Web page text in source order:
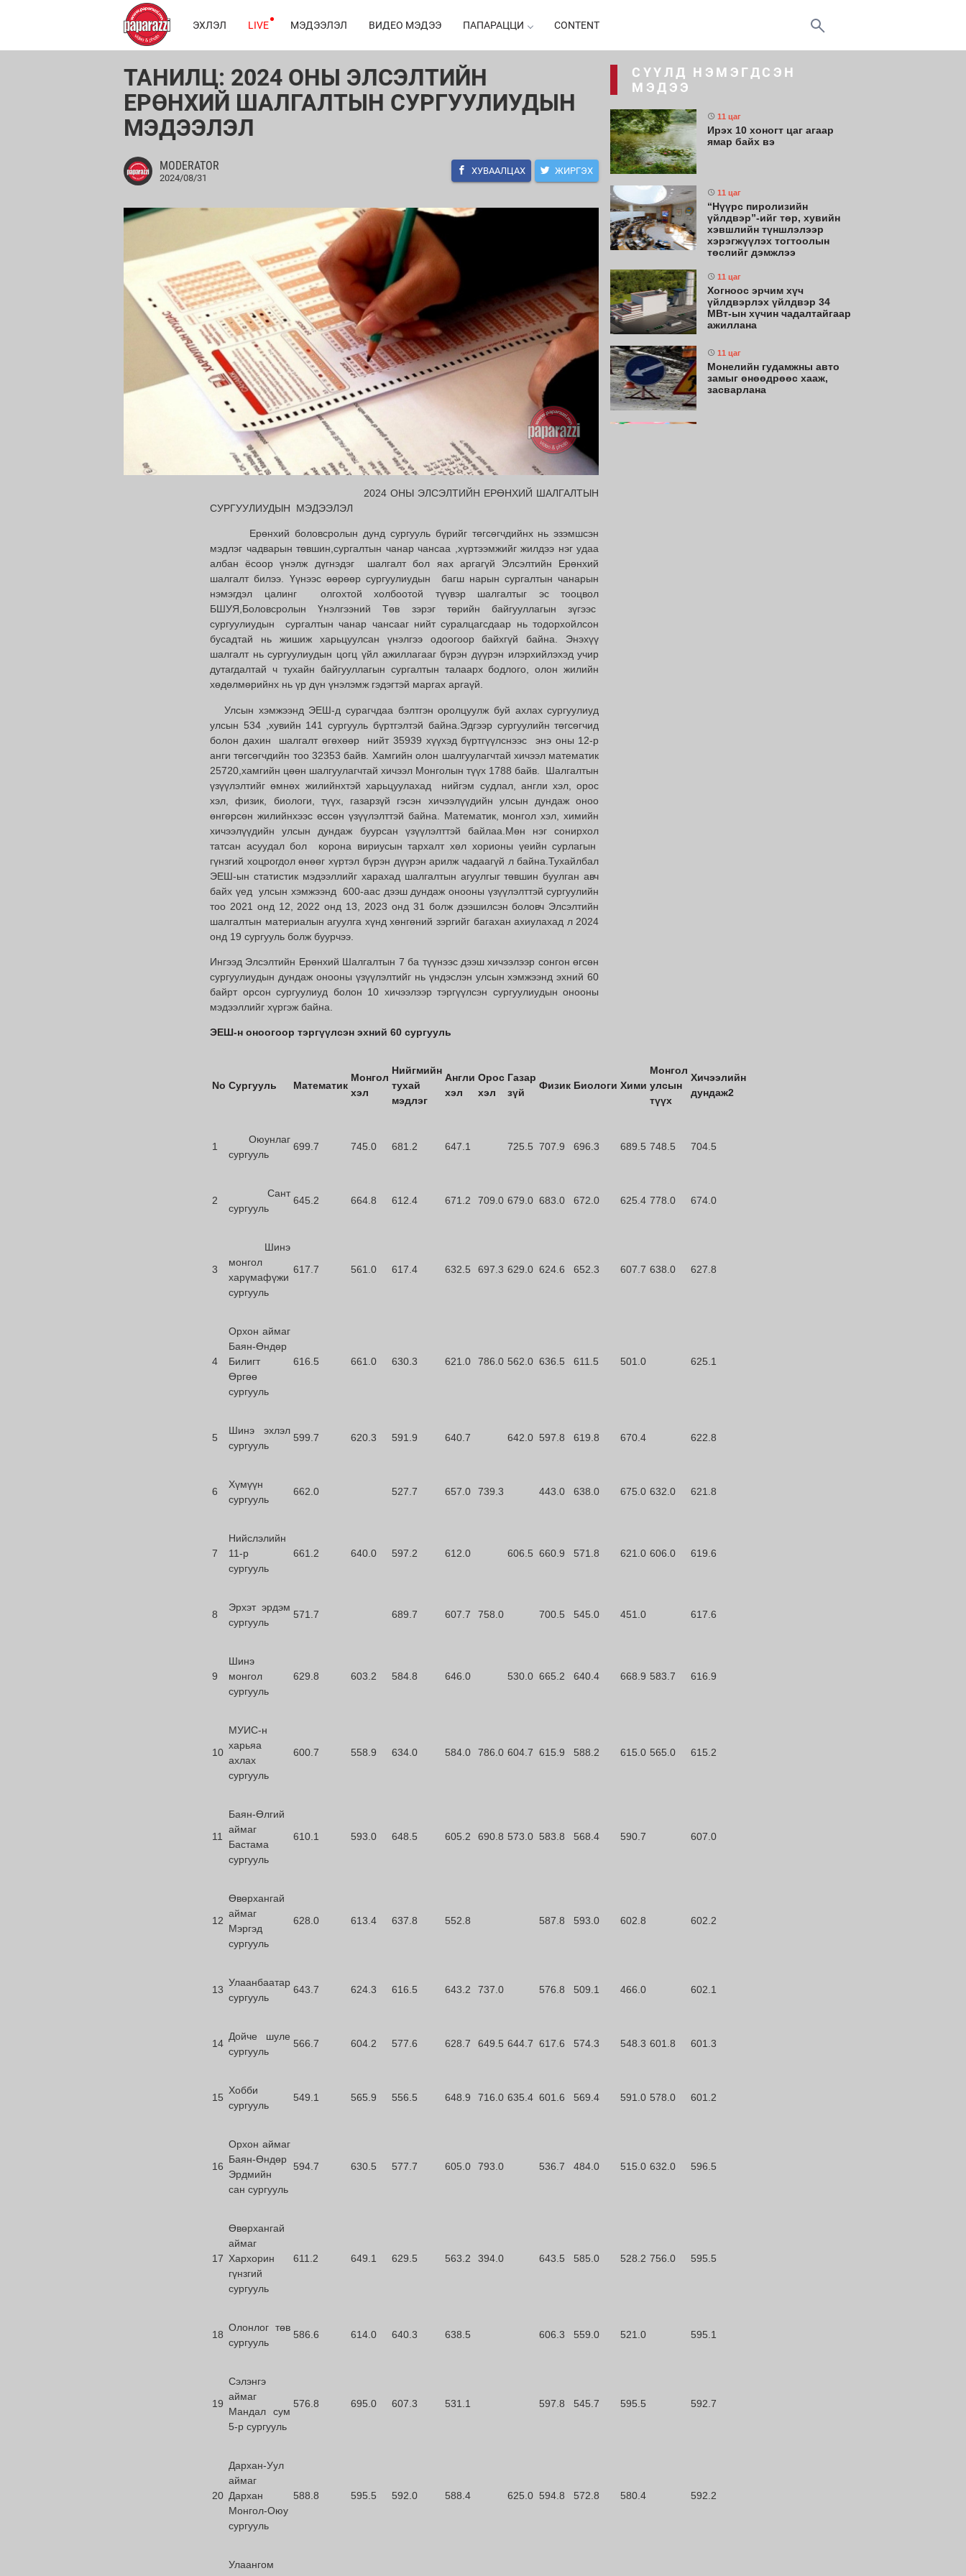
ЭХЛЭЛ LIVE МЭДЭЭЛЭЛ ВИДЕО МЭДЭЭ ПАПАРАЦЦИ CONTENT
ТАНИЛЦ: 2024 ОНЫ ЭЛСЭЛТИЙН
ЕРӨНХИЙ ШАЛГАЛТЫН СУРГУУЛИУДЫН
МЭДЭЭЛЭЛ
MODERATOR
2024/08/31
ХУВААЛЦАХ ЖИРГЭХ
2024 ОНЫ ЭЛСЭЛТИЙН ЕРӨНХИЙ ШАЛГАЛТЫН
СУРГУУЛИУДЫН МЭДЭЭЛЭЛ
Ерөнхий боловсролын дунд сургууль бүрийг төгсөгчдийнх нь эзэмшсэн
мэдлэг чадварын төвшин,сургалтын чанар чансаа ,хүртээмжийг жилдээ нэг удаа
албан ёсоор үнэлж дүгнэдэг шалгалт бол яах аргагүй Элсэлтийн Ерөнхий
шалгалт билээ. Үүнээс өөрөөр сургуулиудын багш нарын сургалтын чанарын
нэмэгдэл цалинг олгохтой холбоотой түүвэр шалгалтыг эс тооцвол
БШУЯ,Боловсролын Үнэлгээний Төв зэрэг төрийн байгууллагын зүгээс
сургуулиудын сургалтын чанар чансааг нийт суралцагсдаар нь тодорхойлсон
бусадтай нь жишиж харьцуулсан үнэлгээ одоогоор байхгүй байна. Энэхүү
шалгалт нь сургуулиудын цогц үйл ажиллагааг бүрэн дүүрэн илэрхийлэхэд учир
дутагдалтай ч тухайн байгууллагын сургалтын талаарх бодлого, олон жилийн
хөдөлмөрийнх нь үр дүн үнэлэмж гэдэгтэй маргах аргаүй.
Улсын хэмжээнд ЭЕШ-д сурагчдаа бэлтгэн оролцуулж буй ахлах сургуулиуд
улсын 534 ,хувийн 141 сургууль бүртгэлтэй байна.Эдгээр сургуулийн төгсөгчид
болон дахин шалгалт өгөхөөр нийт 35939 хүүхэд бүртгүүлснээс энэ оны 12-р
анги төгсөгчдийн тоо 32353 байв. Хамгийн олон шалгуулагчтай хичээл математик
25720,хамгийн цөөн шалгуулагчтай хичээл Монголын түүх 1788 байв. Шалгалтын
үзүүлэлтийг өмнөх жилийнхтэй харьцуулахад нийгэм судлал, англи хэл, орос
хэл, физик, биологи, түүх, газарзүй гэсэн хичээлүүдийн улсын дундаж оноо
өнгөрсөн жилийнхээс өссөн үзүүлэлттэй байна. Математик, монгол хэл, химийн
хичээлүүдийн улсын дундаж буурсан үзүүлэлттэй байлаа.Мөн нэг сонирхол
татсан асуудал бол корона вириусын тархалт хөл хорионы үеийн сурлагын
гүнзгий хоцрогдол өнөөг хүртэл бүрэн дүүрэн арилж чадаагүй л байна.Тухайлбал
ЭЕШ-ын статистик мэдээллийг харахад шалгалтын агуулгыг төвшин буулган авч
байх үед улсын хэмжээнд 600-аас дээш дундаж онооны үзүүлэлттэй сургуулийн
тоо 2021 онд 12, 2022 онд 13, 2023 онд 31 болж дээшилсэн боловч Элсэлтийн
шалгалтын материалын агуулга хүнд хөнгөний зэргийг багахан ахиулахад л 2024
онд 19 сургууль болж буурчээ.
Ингээд Элсэлтийн Ерөнхий Шалгалтын 7 ба түүнээс дээш хичээлээр сонгон өгсөн
сургуулиудын дундаж онооны үзүүлэлтийг нь үндэслэн улсын хэмжээнд эхний 60
байрт орсон сургуулиуд болон 10 хичээлээр тэргүүлсэн сургуулиудын онооны
мэдээллийг хүргэж байна.
ЭЕШ-н оноогоор тэргүүлсэн эхний 60 сургууль
No Сургууль Математик
Монгол
хэл
Нийгмийн
тухай
мэдлэг
Англи
хэл
Орос
хэл
Газар
зүй
Физик Биологи Хими
Монгол
улсын
түүх
Хичээлийн
дундаж2
1
Оюунлаг
сургууль
699.7 745.0 681.2 647.1 725.5 707.9 696.3 689.5 748.5 704.5
2
Сант
сургууль
645.2 664.8 612.4 671.2 709.0 679.0 683.0 672.0 625.4 778.0 674.0
3
Шинэ
монгол
харүмафүжи
сургууль
617.7 561.0 617.4 632.5 697.3 629.0 624.6 652.3 607.7 638.0 627.8
4
Орхон аймаг
Баян-Өндөр
Билигт
Өргөө
сургууль
616.5 661.0 630.3 621.0 786.0 562.0 636.5 611.5 501.0 625.1
5
Шинэ эхлэл
сургууль
599.7 620.3 591.9 640.7 642.0 597.8 619.8 670.4 622.8
6
Хүмүүн
сургууль
662.0 527.7 657.0 739.3 443.0 638.0 675.0 632.0 621.8
7
Нийслэлийн
11-р
сургууль
661.2 640.0 597.2 612.0 606.5 660.9 571.8 621.0 606.0 619.6
8
Эрхэт эрдэм
сургууль
571.7 689.7 607.7 758.0 700.5 545.0 451.0 617.6
9
Шинэ
монгол
сургууль
629.8 603.2 584.8 646.0 530.0 665.2 640.4 668.9 583.7 616.9
10
МУИС-н
харьяа
ахлах
сургууль
600.7 558.9 634.0 584.0 786.0 604.7 615.9 588.2 615.0 565.0 615.2
11
Баян-Өлгий
аймаг
Бастама
сургууль
610.1 593.0 648.5 605.2 690.8 573.0 583.8 568.4 590.7 607.0
12
Өвөрхангай
аймаг
Мэргэд
сургууль
628.0 613.4 637.8 552.8 587.8 593.0 602.8 602.2
13
Улаанбаатар
сургууль
643.7 624.3 616.5 643.2 737.0 576.8 509.1 466.0 602.1
14
Дойче шуле
сургууль
566.7 604.2 577.6 628.7 649.5 644.7 617.6 574.3 548.3 601.8 601.3
15
Хобби
сургууль
549.1 565.9 556.5 648.9 716.0 635.4 601.6 569.4 591.0 578.0 601.2
16
Орхон аймаг
Баян-Өндөр
Эрдмийн
сан сургууль
594.7 630.5 577.7 605.0 793.0 536.7 484.0 515.0 632.0 596.5
17
Өвөрхангай
аймаг
Хархорин
гүнзгий
сургууль
611.2 649.1 629.5 563.2 394.0 643.5 585.0 528.2 756.0 595.5
18
Олонлог төв
сургууль
586.6 614.0 640.3 638.5 606.3 559.0 521.0 595.1
19
Сэлэнгэ
аймаг
Мандал сум
5-р сургууль
576.8 695.0 607.3 531.1 597.8 545.7 595.5 592.7
20
Дархан-Уул
аймаг
Дархан
Монгол-Оюу
сургууль
588.8 595.5 592.0 588.4 625.0 594.8 572.8 580.4 592.2
Улаангом
СҮҮЛД НЭМЭГДСЭН
МЭДЭЭ
11 цаг
Ирэх 10 хоногт цаг агаар
ямар байх вэ
11 цаг
“Нүүрс пиролизийн
үйлдвэр”-ийг төр, хувийн
хэвшлийн түншлэлээр
хэрэгжүүлэх тогтоолын
төслийг дэмжлээ
11 цаг
Хогноос эрчим хүч
үйлдвэрлэх үйлдвэр 34
МВт-ын хүчин чадалтайгаар
ажиллана
11 цаг
Монелийн гудамжны авто
замыг өнөөдрөөс хааж,
засварлана